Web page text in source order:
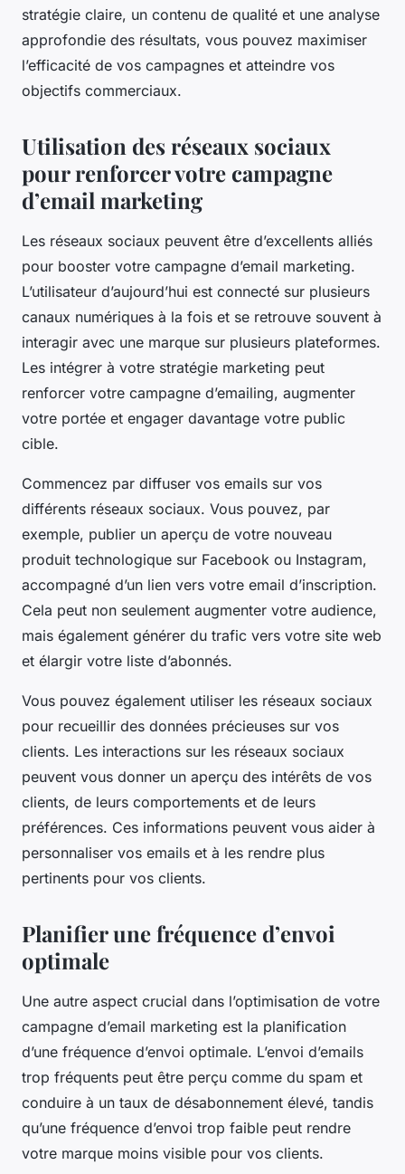
stratégie claire, un contenu de qualité et une analyse
approfondie des résultats, vous pouvez maximiser
l’efficacité de vos campagnes et atteindre vos
objectifs commerciaux.
Utilisation des réseaux sociaux
pour renforcer votre campagne
d’email marketing
Les réseaux sociaux peuvent être d’excellents alliés
pour booster votre campagne d’email marketing.
L’utilisateur d’aujourd’hui est connecté sur plusieurs
canaux numériques à la fois et se retrouve souvent à
interagir avec une marque sur plusieurs plateformes.
Les intégrer à votre stratégie marketing peut
renforcer votre campagne d’emailing, augmenter
votre portée et engager davantage votre public
cible.
Commencez par diffuser vos emails sur vos
différents réseaux sociaux. Vous pouvez, par
exemple, publier un aperçu de votre nouveau
produit technologique sur Facebook ou Instagram,
accompagné d’un lien vers votre email d’inscription.
Cela peut non seulement augmenter votre audience,
mais également générer du trafic vers votre site web
et élargir votre liste d’abonnés.
Vous pouvez également utiliser les réseaux sociaux
pour recueillir des données précieuses sur vos
clients. Les interactions sur les réseaux sociaux
peuvent vous donner un aperçu des intérêts de vos
clients, de leurs comportements et de leurs
préférences. Ces informations peuvent vous aider à
personnaliser vos emails et à les rendre plus
pertinents pour vos clients.
Planifier une fréquence d’envoi
optimale
Une autre aspect crucial dans l’optimisation de votre
campagne d’email marketing est la planification
d’une fréquence d’envoi optimale. L’envoi d’emails
trop fréquents peut être perçu comme du spam et
conduire à un taux de désabonnement élevé, tandis
qu’une fréquence d’envoi trop faible peut rendre
votre marque moins visible pour vos clients.